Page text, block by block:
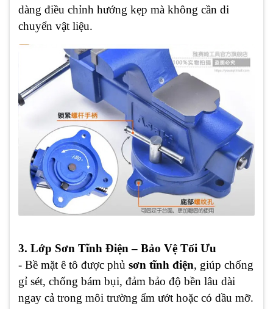
dàng điều chỉnh hướng kẹp mà không cần di
chuyển vật liệu.
3. Lớp Sơn Tĩnh Điện – Bảo Vệ Tối Ưu
- Bề mặt ê tô được phủ sơn tĩnh điện, giúp chống
gỉ sét, chống bám bụi, đảm bảo độ bền lâu dài
ngay cả trong môi trường ẩm ướt hoặc có dầu mỡ.